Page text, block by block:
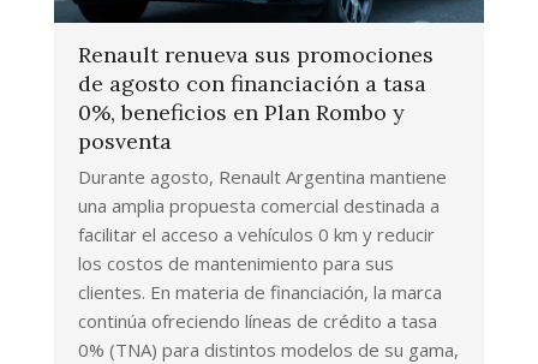
Renault renueva sus promociones
de agosto con financiación a tasa
0%, beneficios en Plan Rombo y
posventa
Durante agosto, Renault Argentina mantiene
una amplia propuesta comercial destinada a
facilitar el acceso a vehículos 0 km y reducir
los costos de mantenimiento para sus
clientes. En materia de financiación, la marca
continúa ofreciendo líneas de crédito a tasa
0% (TNA) para distintos modelos de su gama,